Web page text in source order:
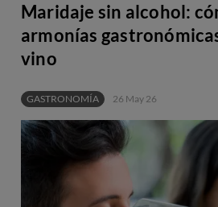
Maridaje sin alcohol:
armonías
vino
GASTRONOMÍA 26 May 26